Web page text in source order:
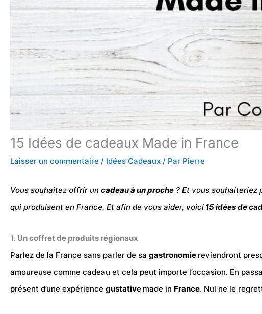
15 Idées de cadeaux Made in France
Laisser un commentaire / Idées Cadeaux / Par Pierre
Vous souhaitez offrir un cadeau à un proche ? Et vous souhaiteriez
qui produisent en France. Et afin de vous aider, voici 15 idées de
1. Un coffret de produits régionaux
Parlez de la France sans parler de sa gastronomie reviendront
amoureuse comme cadeau et cela peut importe l’occasion. En
présent d’une expérience gustative made in France. Nul ne le